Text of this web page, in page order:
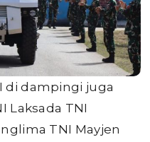
di dampingi juga
Laksada TNI
TNI Mayjen